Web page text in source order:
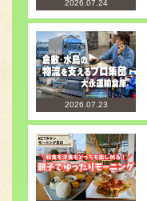
2026.07.24
2026.07.23